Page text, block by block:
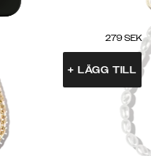
279 SEK
+ LÄGG TILL